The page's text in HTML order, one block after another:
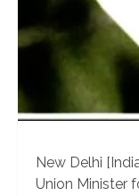
New Delhi
Union Minister